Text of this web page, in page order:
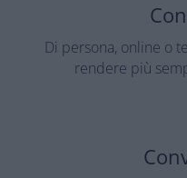
Di persona, online o
rendere più